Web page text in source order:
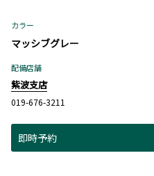
カラー
マッシブグレー
配備店舗
紫波支店
019-676-3211
即時予約